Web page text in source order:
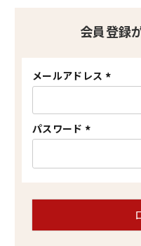
会員登録
メールアドレス
(
須
パスワード
(
須